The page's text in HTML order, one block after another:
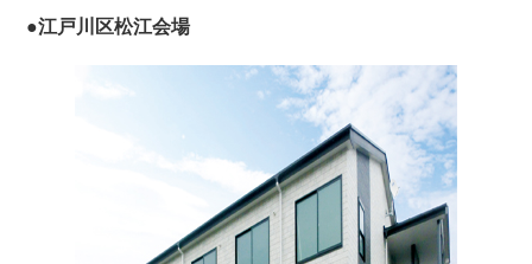
●江戸川区松江会場